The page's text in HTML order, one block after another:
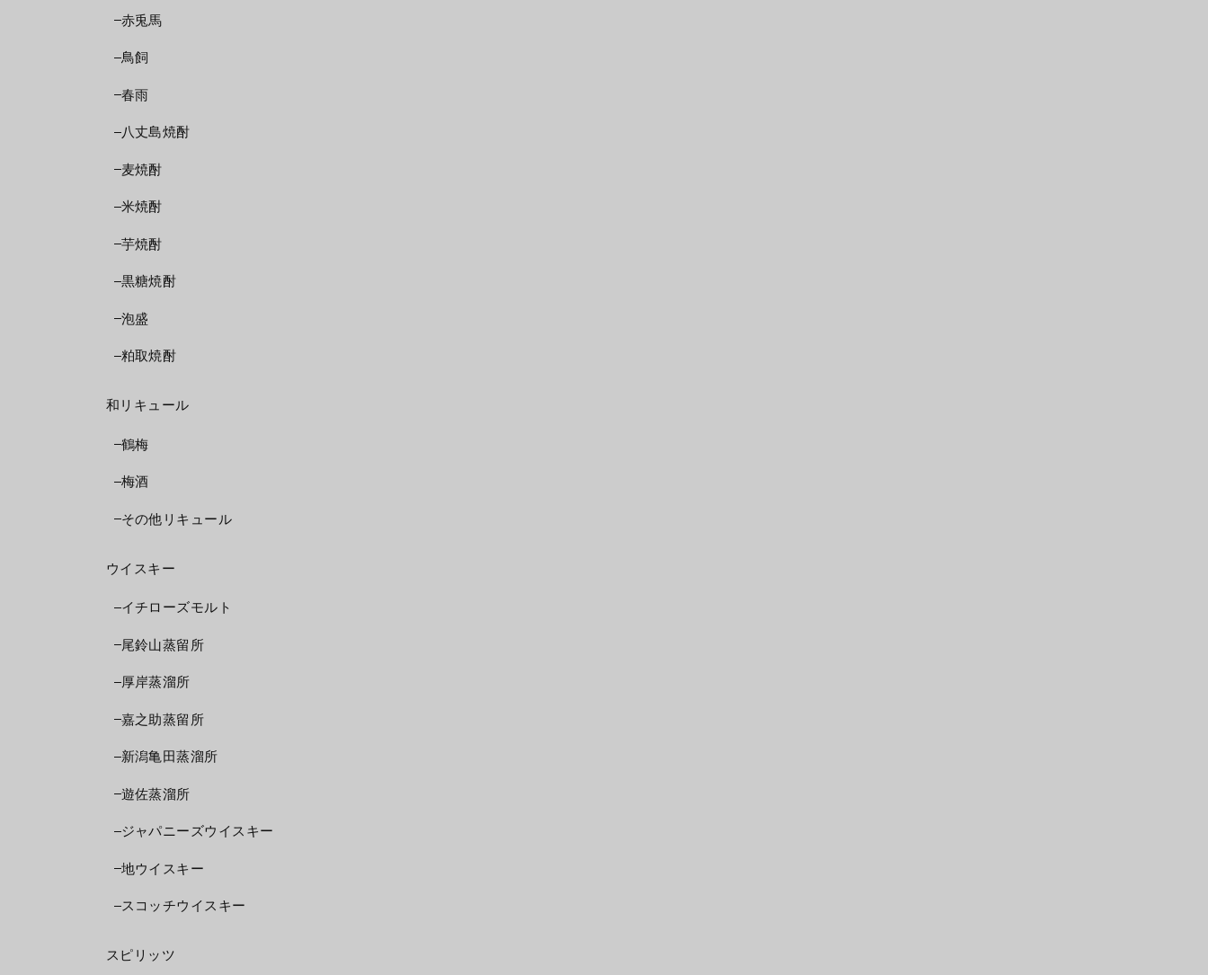
赤兎馬
鳥飼
春雨
八丈島焼酎
麦焼酎
米焼酎
芋焼酎
黒糖焼酎
泡盛
粕取焼酎
和リキュール
鶴梅
梅酒
その他リキュール
ウイスキー
イチローズモルト
尾鈴山蒸留所
厚岸蒸溜所
嘉之助蒸留所
新潟亀田蒸溜所
遊佐蒸溜所
ジャパニーズウイスキー
地ウイスキー
スコッチウイスキー
スピリッツ